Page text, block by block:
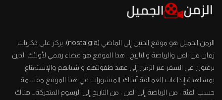
افتح يا سمسم – الحلقة 82
افتح يا سمسم – الحلقة 83
1.3K
0
الزمن الجميل هو موقع الحنين إلى الماضي (nostalgia)، يركز على ذكريات
زمان من الفن والرياضة والتاريخ… هذا الموقع هو فضاء رقمي لأولئك الذين
يرغبون في السفر عبر الزمن إلى عهد طفولتهم و شبابهم والإستمتاع
بمشاهدة إبداعات العمالقة آنذاك. المنشورات في هذا الموقع مقسمة
حسب الفئة ، من الرياضة إلى الفن ، من التاريخ إلى الرسوم المتحركة… هناك